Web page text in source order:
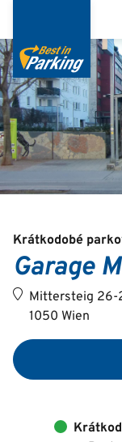
hlavný
obsah
Services
Garages
Group
Deutsch
English
Krátkodobé
Garage
Mittersteig 26-
1050 Wien